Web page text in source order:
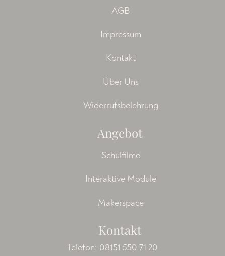
AGB
Impressum
Kontakt
Über Uns
Widerrufsbelehrung
Angebot
Schulfilme
Interaktive Module
Makerspace
Kontakt
Telefon: 08151 550 71 20